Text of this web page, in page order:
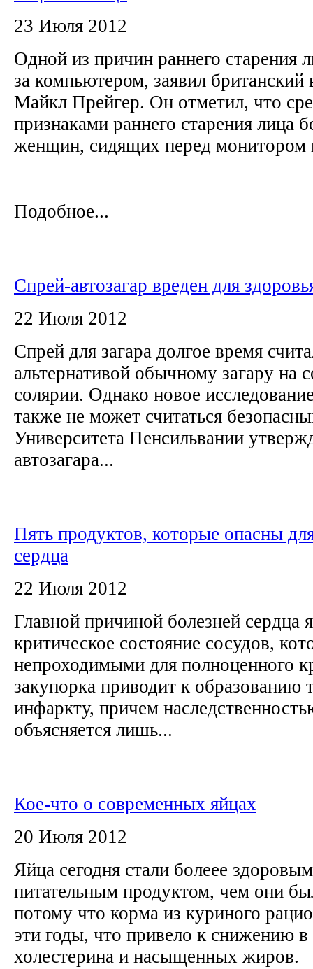
23 Июля 2012
Одной из причин раннего старения
за компьютером, заявил британский
Майкл Прейгер. Он отметил, что
признаками раннего старения лица
женщин, сидящих перед монитором
Подобное...
Спрей-автозагар вреден для
22 Июля 2012
Спрей для загара долгое время
альтернативой обычному загару на
солярии. Однако новое
также не может считаться
Университета Пенсильвании
автозагара...
Пять продуктов, которые опасны
сердца
22 Июля 2012
Главной причиной болезней сердца
критическое состояние сосудов,
непроходимыми для полноценного
закупорка приводит к образованию
инфаркту, причем
объясняется лишь...
Кое-что о современных яйцах
20 Июля 2012
Яйца сегодня стали болеее
питательным продуктом, чем они
потому что корма из куриного
эти годы, что привело к снижению
холестерина и насыщенных жиров.